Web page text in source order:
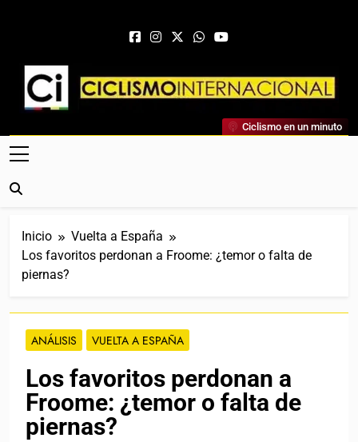
Ciclismo Internacional
Web Dedicada Al Ciclismo Mundial. Entrevistas, Análisis,
Crónicas, Previas Y Más. La Web Ciclista De Referencia.
Ciclismo en un minuto
Inicio
Vuelta a España
Los favoritos perdonan a Froome: ¿temor o falta de
piernas?
ANÁLISIS VUELTA A ESPAÑA
Los favoritos perdonan a
Froome: ¿temor o falta de
piernas?